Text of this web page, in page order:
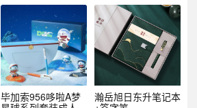
毕加索956哆啦A梦
瀚岳旭日东升笔记本